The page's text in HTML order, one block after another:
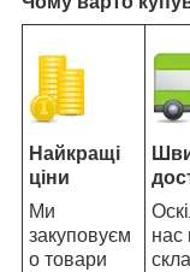
Найкращі
ціни
Ми
закуповуєм
о товари
нас